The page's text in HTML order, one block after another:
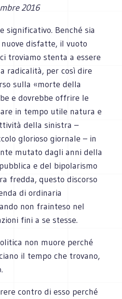
2016
significativo. Benché sia
disfatte, il vuoto
troviamo stenta a essere
radicalità, per così dire
sulla «morte della
e dovrebbe offrire le
in tempo utile natura e
della sinistra –
glorioso giornale – in
mutato dagli anni della
e del bipolarismo
fredda, questo discorso
di ordinaria
non frainteso nel
fini a se stesse.
non muore perché
il tempo che trovano,
contro di esso perché